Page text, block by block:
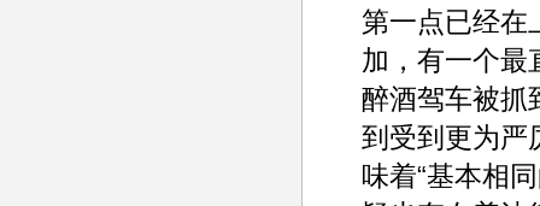
第一点已经在
加，有一个最
醉酒驾车被抓
到受到更为严
味着“基本相